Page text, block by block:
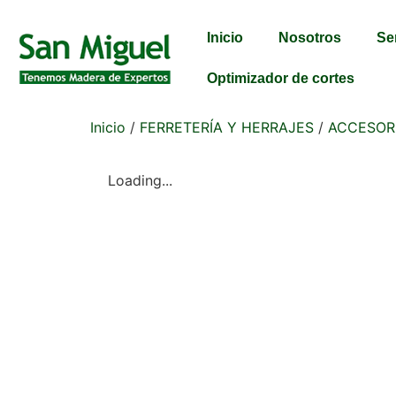
Inicio Nosotros
Optimizador de cortes
Inicio / FERRETERÍA Y HERRAJES /
Loading...